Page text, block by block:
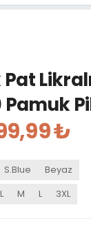
Pamuk
₺
S.Blue Beyaz
M L 3XL